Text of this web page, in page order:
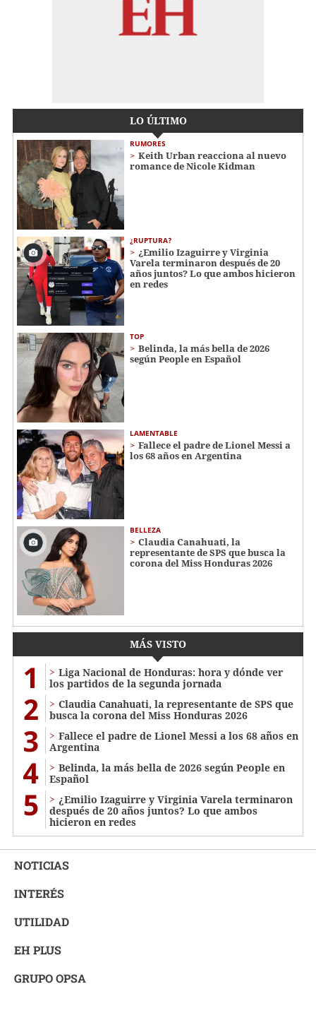
LO ÚLTIMO
RUMORES
Keith Urban reacciona al nuevo
romance de Nicole Kidman
¿RUPTURA?
¿Emilio Izaguirre y Virginia
Varela terminaron después de 20
años juntos? Lo que ambos hicieron
en redes
TOP
Belinda, la más bella de 2026
según People en Español
LAMENTABLE
Fallece el padre de Lionel Messi a
los 68 años en Argentina
BELLEZA
Claudia Canahuati, la
representante de SPS que busca la
corona del Miss Honduras 2026
MÁS VISTO
1
Liga Nacional de Honduras: hora y dónde ver
los partidos de la segunda jornada
2
Claudia Canahuati, la representante de SPS que
busca la corona del Miss Honduras 2026
3
Fallece el padre de Lionel Messi a los 68 años en
Argentina
4
Belinda, la más bella de 2026 según People en
Español
5
¿Emilio Izaguirre y Virginia Varela terminaron
después de 20 años juntos? Lo que ambos
hicieron en redes
NOTICIAS
INTERÉS
UTILIDAD
EH PLUS
GRUPO OPSA